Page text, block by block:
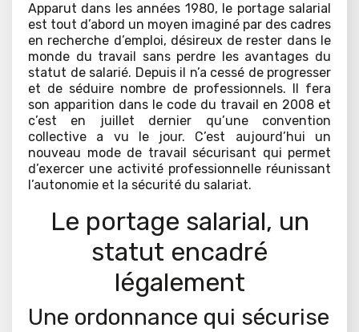
Apparut dans les années 1980, le portage salarial
est tout d’abord un moyen imaginé par des cadres
en recherche d’emploi, désireux de rester dans le
monde du travail sans perdre les avantages du
statut de salarié. Depuis il n’a cessé de progresser
et de séduire nombre de professionnels. Il fera
son apparition dans le code du travail en 2008 et
c’est en juillet dernier qu’une convention
collective a vu le jour. C’est aujourd’hui un
nouveau mode de travail sécurisant qui permet
d’exercer une activité professionnelle réunissant
l’autonomie et la sécurité du salariat.
Le portage salarial, un
statut encadré
légalement
Une ordonnance qui sécurise